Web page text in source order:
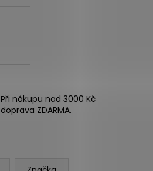
Při nákupu nad 3000 Kč
doprava ZDARMA.